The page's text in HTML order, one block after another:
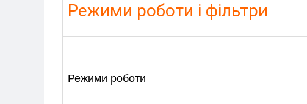
Режими роботи і фільтри
Режими роботи